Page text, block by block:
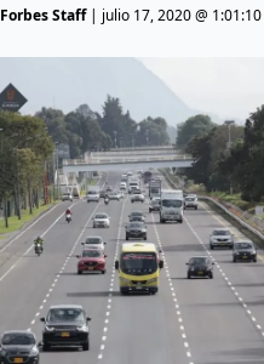
Forbes Staff| julio 17, 2020 @